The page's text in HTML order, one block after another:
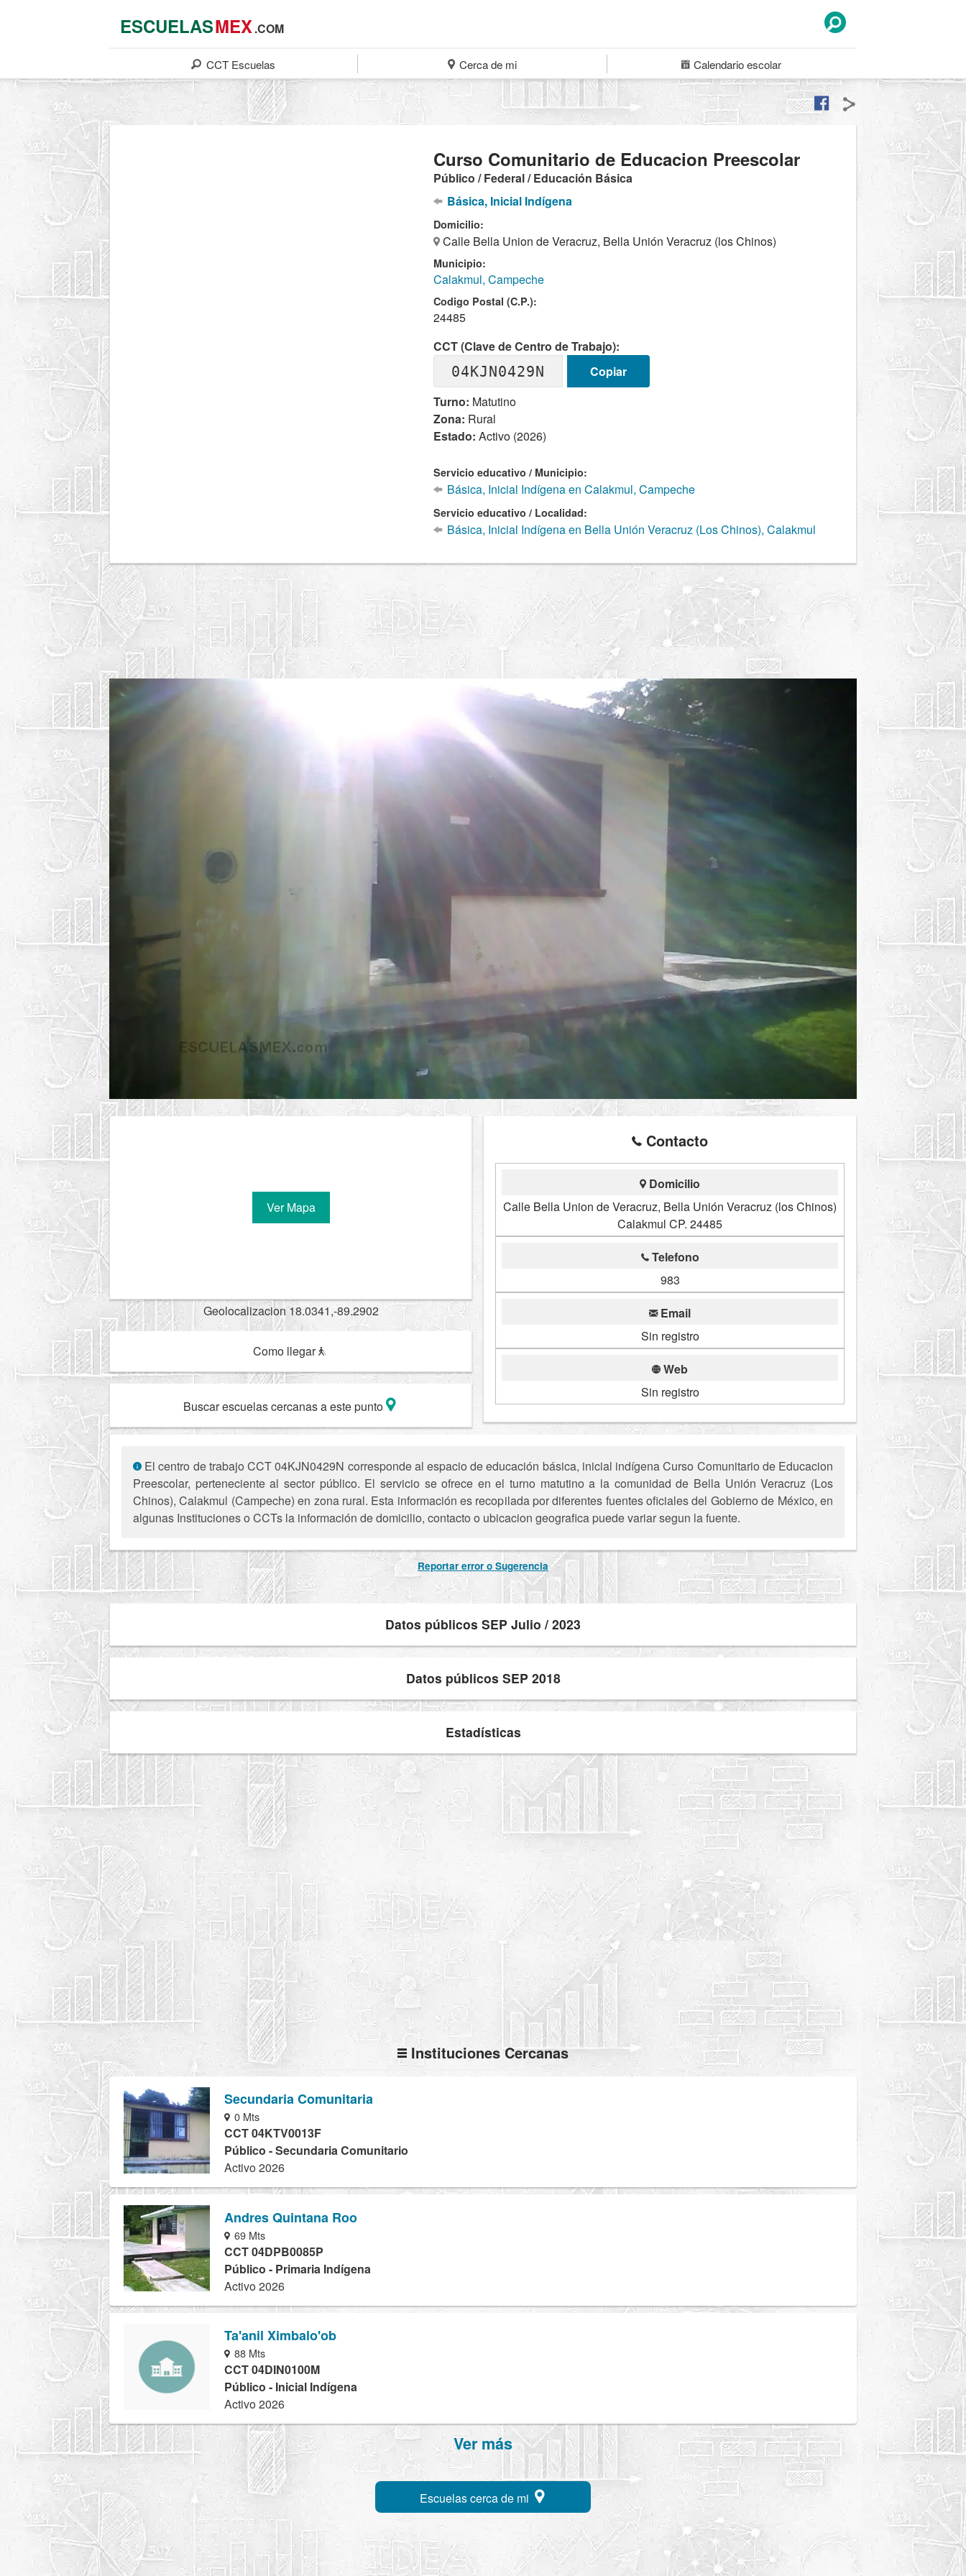
ESCUELASMEX.COM
CCT Escuelas Cerca de mi Calendarioescolar
Curso Comunitario de Educacion Preescolar
Público / Federal / Educación Básica
Básica, Inicial Indígena
Domicilio:
Calle Bella Union de Veracruz, Bella Unión Veracruz (los Chinos)
Municipio:
Calakmul, Campeche
Codigo Postal (C.P.):
24485
CCT (Clave de Centro de Trabajo):
04KJN0429N
Copiar
Turno: Matutino
Zona: Rural
Estado: Activo (2026)
Servicio educativo / Municipio:
Básica, Inicial Indígena en Calakmul, Campeche
Servicio educativo / Localidad:
Básica, Inicial Indígena en Bella Unión Veracruz (Los Chinos), Calakmul
Ver Mapa
Geolocalizacion 18.0341,-89.2902
Como llegar
Buscar escuelas cercanas a este punto
Contacto
Domicilio
Calle Bella Union de Veracruz, Bella Unión Veracruz (los Chinos)
Calakmul CP. 24485
Telefono
983
Email
Sin registro
Web
Sin registro
El centro de trabajo CCT 04KJN0429N corresponde al espacio de educación básica, inicial indígena Curso Comunitario de Educacion
Preescolar, perteneciente al sector público. El servicio se ofrece en el turno matutino a la comunidad de Bella Unión Veracruz (Los
Chinos), Calakmul (Campeche) en zona rural. Esta información es recopilada por diferentes fuentes oficiales del Gobierno de México, en
algunas Instituciones o CCTs la información de domicilio, contacto o ubicacion geografica puede variar segun la fuente.
Reportar error o Sugerencia
Datos públicos SEP Julio / 2023
Datos públicos SEP 2018
Estadísticas
Instituciones Cercanas
Secundaria Comunitaria
0 Mts
CCT 04KTV0013F
Público - Secundaria Comunitario
Activo 2026
Andres Quintana Roo
69 Mts
CCT 04DPB0085P
Público - Primaria Indígena
Activo 2026
Ta'anil Ximbalo'ob
88 Mts
CCT 04DIN0100M
Público - Inicial Indígena
Activo 2026
Ver más
Escuelas cerca de mi